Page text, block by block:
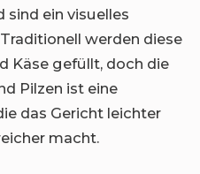
sind ein visuelles
werden diese
Käse gefüllt, doch die
Pilzen ist eine
das Gericht leichter
macht.